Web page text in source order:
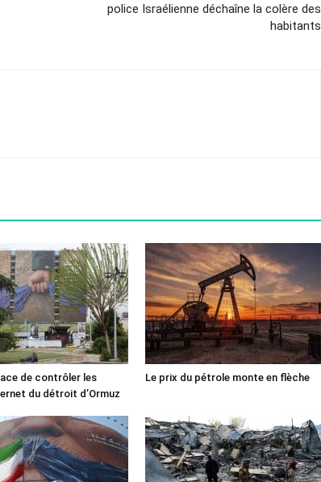
police Israélienne déchaîne la colère des
habitants
de contrôler les
du détroit d’Ormuz
Le prix du pétrole monte en flèche